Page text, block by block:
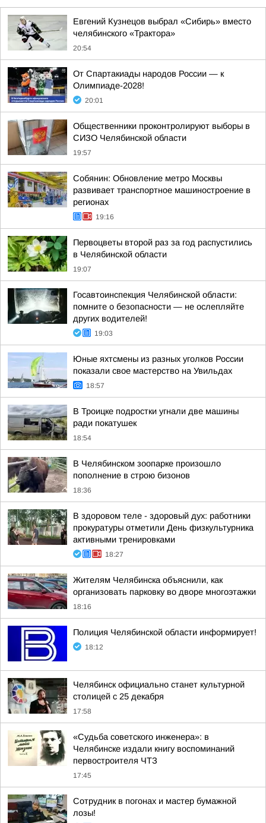
Евгений Кузнецов выбрал «Сибирь» вместо
челябинского «Трактора»
20:54
От Спартакиады народов России — к
Олимпиаде-2028!
20:01
Общественники проконтролируют выборы в
СИЗО Челябинской области
19:57
Собянин: Обновление метро Москвы
развивает транспортное машиностроение в
регионах
19:16
Первоцветы второй раз за год распустились
в Челябинской области
19:07
Госавтоинспекция Челябинской области:
помните о безопасности — не ослепляйте
других водителей!
19:03
Юные яхтсмены из разных уголков России
показали свое мастерство на Увильдах
18:57
В Троицке подростки угнали две машины
ради покатушек
18:54
В Челябинском зоопарке произошло
пополнение в строю бизонов
18:36
В здоровом теле - здоровый дух: работники
прокуратуры отметили День физкультурника
активными тренировками
18:27
Жителям Челябинска объяснили, как
организовать парковку во дворе многоэтажки
18:16
Полиция Челябинской области информирует!
18:12
Челябинск официально станет культурной
столицей с 25 декабря
17:58
«Судьба советского инженера»: в
Челябинске издали книгу воспоминаний
первостроителя ЧТЗ
17:45
Сотрудник в погонах и мастер бумажной
лозы!